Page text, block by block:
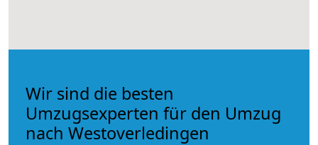
Wir sind die besten
Umzugsexperten für den Umzug
nach Westoverledingen